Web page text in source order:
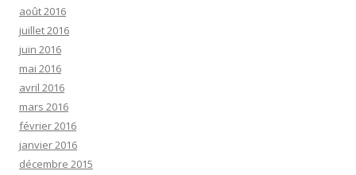
août 2016
juillet 2016
juin 2016
mai 2016
avril 2016
mars 2016
février 2016
janvier 2016
décembre 2015